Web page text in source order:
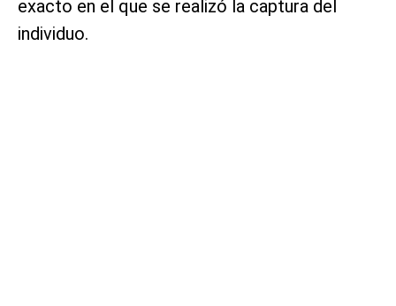
exacto en el que se realizó la captura del
individuo.